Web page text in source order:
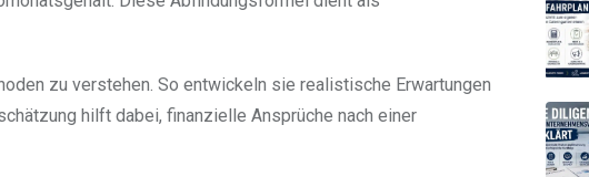
zu verstehen. So entwickeln sie realistische Erwartungen
hilft dabei, finanzielle Ansprüche nach einer